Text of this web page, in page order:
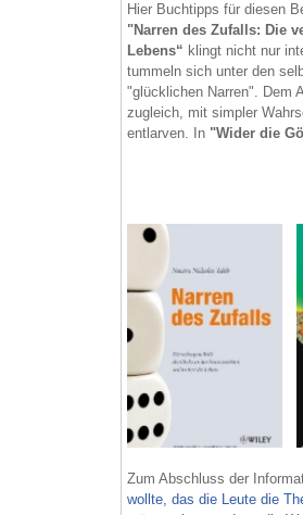
Hier Buchtipps für diesen
"Narren des Zufalls: Die
Lebens“ klingt nicht nur
tummeln sich unter den
"glücklichen Narren". Dem
zugleich, mit simpler
entlarven. In "Wider die
Zum Abschluss der
wollte, das die Leute die